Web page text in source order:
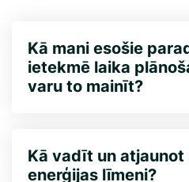
Kā mani esošie
ietekmē laika
varu to mainīt?
Kā vadīt un atjaunot
enerģijas līmeni?